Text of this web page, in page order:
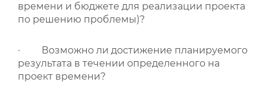
времени и бюджете для реализации проекта
по решению проблемы)?
· Возможно ли достижение планируемого
результата в течении определенного на
проект времени?